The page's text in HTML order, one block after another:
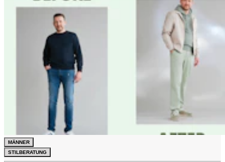
MÄNNER
STILBERATUNG